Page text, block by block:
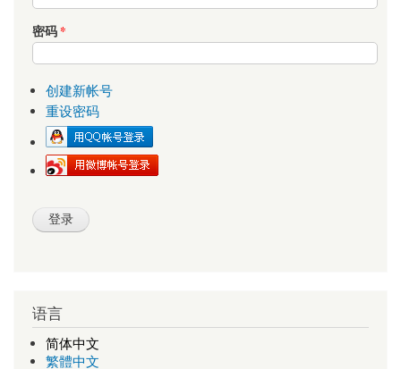
密码*
创建新帐号
重设密码
语言
简体中文
繁體中文